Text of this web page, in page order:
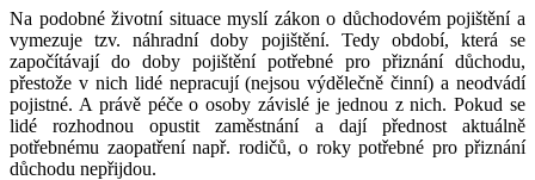
Na podobné životní situace myslí zákon o důchodovém pojištění a
vymezuje tzv. náhradní doby pojištění. Tedy období, která se
započítávají do doby pojištění potřebné pro přiznání důchodu,
přestože v nich lidé nepracují (nejsou výdělečně činní) a neodvádí
pojistné. A právě péče o osoby závislé je jednou z nich. Pokud se
lidé rozhodnou opustit zaměstnání a dají přednost aktuálně
potřebnému zaopatření např. rodičů, o roky potřebné pro přiznání
důchodu nepřijdou.